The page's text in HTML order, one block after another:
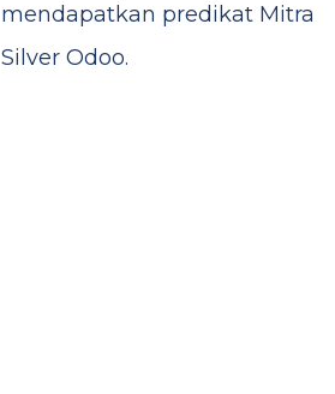
mendapatkan predikat Mitra
Silver Odoo.